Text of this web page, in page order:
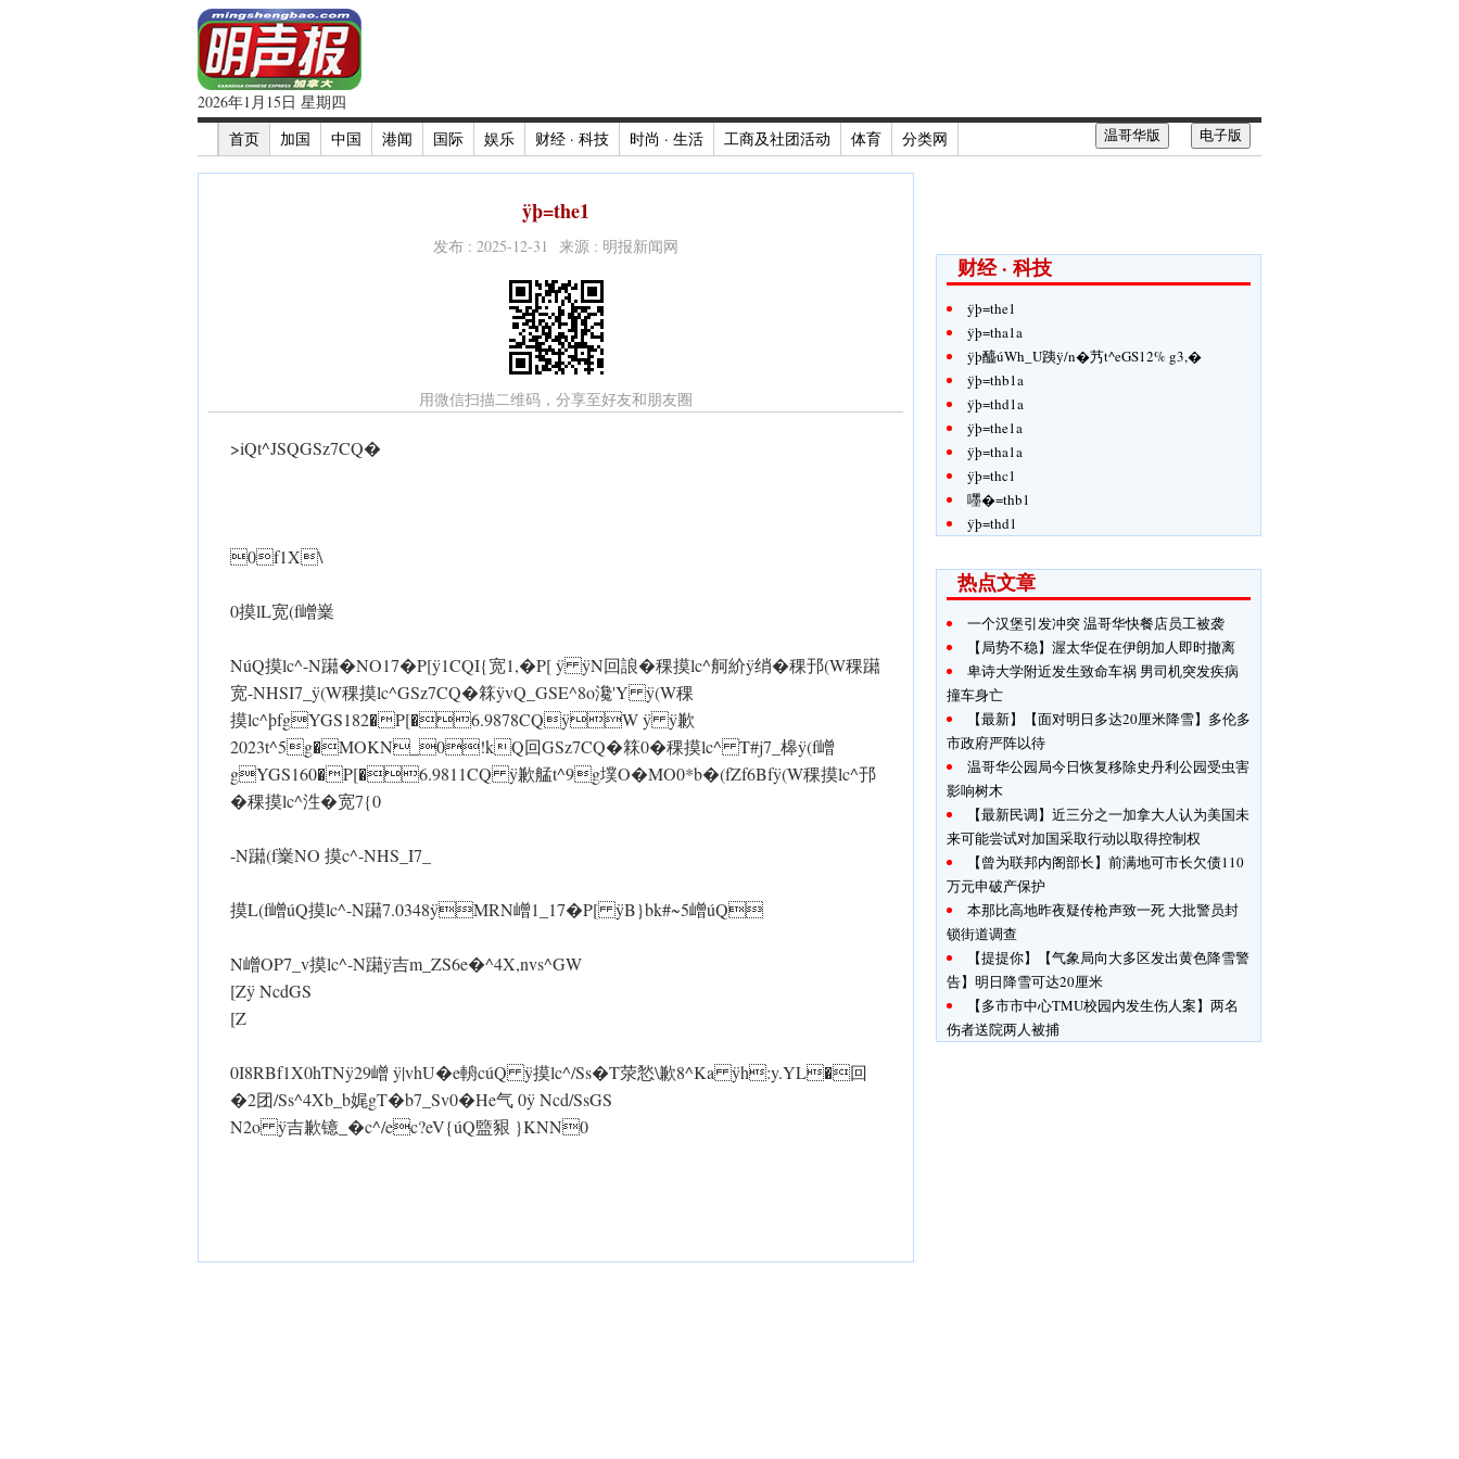
2026年1月15日 星期四
首页
加国 中国 港闻 国际 娱乐 财经 · 科技 时尚 · 生活 工商及社团活动 体育 分类网 电子版
温哥华版
ÿþ=the1
发布 : 2025-12-31 来源 : 明报新闻网
用微信扫描二维码，分享至好友和朋友圈
>iQt^JSQGSz7CQ�
0f1X\
0摸lL宽(f嶒嶪
NúQ摸lc^-N躤�NO17�P[ÿ1CQI{宽1,�P[ ÿ ÿN回誏�稞摸lc^舸紒 ÿ绡�稞邘(W稞躤
宽-NHSI7_ ÿ(W稞摸lc^GSz7CQ�箖 ÿvQ_GSE^8o瀺'Y ÿ(W稞
摸lc^þfgYGS182�P[�6.9878CQÿW ÿ ÿ歉
2023t^5g�MOKN_0!kQ回GSz7CQ�箖0�稞摸lc^ T#j7_槔 ÿ(f嶒
gYGS160�P[�6.9811CQ ÿ歉艋t^9g墣O�MO0*b�(fZf6Bf ÿ(W稞摸lc^邘
�稞摸lc^泩�宽7{0
-N躤(f嶪NO 摸c^-NHS_I7_
摸L(f嶒úQ摸lc^-N躤7.0348 ÿMRN嶒1_17�P[ ÿB}bk#~5嶒úQ
N嶒OP7_v摸lc^-N躤ÿ吉m_ZS6e�^4X,nvs^GW
[Zÿ NcdGS
[Z
0I8RBf1X 0hTNÿ29嶒 ÿ|vhU�e輈cúQ ÿ摸lc^/Ss�T荥悐\歉8^Ka ÿh:y.YL�回
�2团/Ss^4Xb_b娓gT�b7_Sv 0�He气 0 ÿ Ncd/SsGS
N2o ÿ吉歉镱_�c^/ec?eV{úQ盬豤 }KNN0
财经 · 科技
ÿþ=the1
ÿþ=tha1a
ÿþ醯úWh_U跠ÿ/n�艿t^eGS12% g3,�
ÿþ=thb1a
ÿþ=thd1a
ÿþ=the1a
ÿþ=tha1a
ÿþ=thc1
嚜�=thb1
ÿþ=thd1
热点文章
一个汉堡引发冲突 温哥华快餐店员工被袭
【局势不稳】渥太华促在伊朗加人即时撤离
卑诗大学附近发生致命车祸 男司机突发疾病
撞车身亡
【最新】【面对明日多达20厘米降雪】多伦多
市政府严阵以待
温哥华公园局今日恢复移除史丹利公园受虫害
影响树木
【最新民调】近三分之一加拿大人认为美国未
来可能尝试对加国采取行动以取得控制权
【曾为联邦内阁部长】前满地可市长欠债110
万元申破产保护
本那比高地昨夜疑传枪声致一死 大批警员封
锁街道调查
【提提你】【气象局向大多区发出黄色降雪警
告】明日降雪可达20厘米
【多市市中心TMU校园内发生伤人案】两名
伤者送院两人被捕